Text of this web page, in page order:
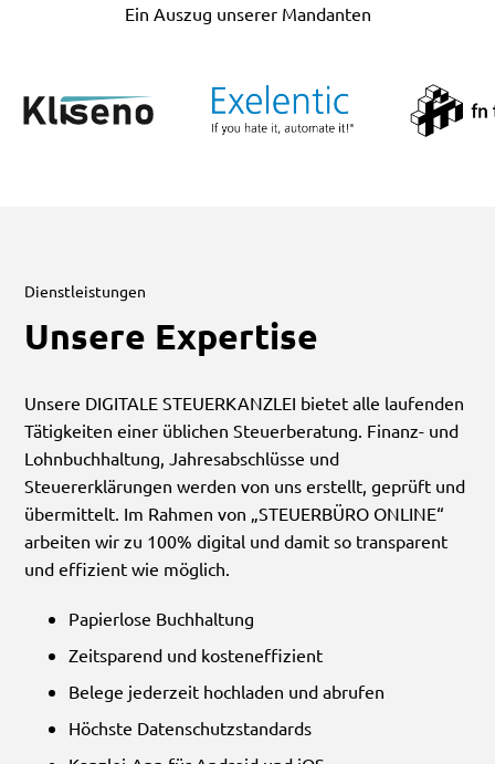
Ein Auszug unserer Mandanten
Dienstleistungen
Unsere Expertise
Unsere DIGITALE STEUERKANZLEI bietet alle laufenden
Tätigkeiten einer üblichen Steuerberatung. Finanz- und
Lohnbuchhaltung, Jahresabschlüsse und
Steuererklärungen werden von uns erstellt, geprüft und
übermittelt. Im Rahmen von „STEUERBÜRO ONLINE“
arbeiten wir zu 100% digital und damit so transparent
und effizient wie möglich.
Papierlose Buchhaltung
Zeitsparend und kosteneffizient
Belege jederzeit hochladen und abrufen
Höchste Datenschutzstandards